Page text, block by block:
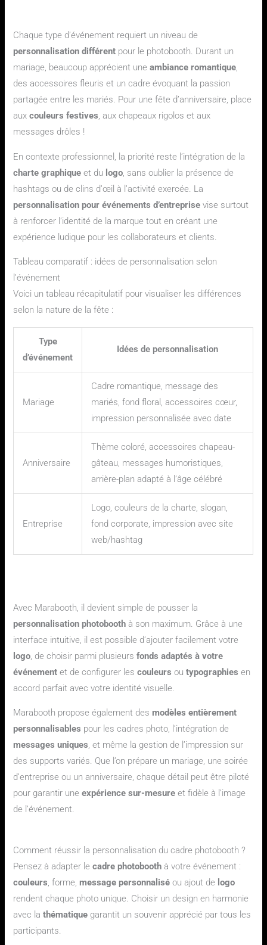
Chaque type d’événement requiert un niveau de
personnalisation différent pour le photobooth. Durant un
mariage, beaucoup apprécient uneambiance romantique,
des accessoires fleuris et un cadre évoquant la passion
partagée entre les mariés. Pour une fête d’anniversaire, place
auxcouleurs festives, aux chapeaux rigolos et aux
messages drôles !
En contexte professionnel, la priorité reste l’intégration de la
charte graphique et du logo, sans oublier la présence de
hashtags ou de clins d’œil à l’activité exercée. La
personnalisation pour événements d’entreprise vise surtout
à renforcer l’identité de la marque tout en créant une
expérience ludique pour les collaborateurs et clients.
Tableau comparatif : idées de personnalisation selon
l’événement
Voici un tableau récapitulatif pour visualiser les différences
selon la nature de la fête :
Type
d’événement
Idées de personnalisation
Mariage
Cadre romantique, message des
mariés, fond floral, accessoires cœur,
impression personnalisée avec date
Anniversaire
Thème coloré, accessoires chapeau-
gâteau, messages humoristiques,
arrière-plan adapté à l’âge célébré
Entreprise
Logo, couleurs de la charte, slogan,
fond corporate, impression avec site
web/hashtag
Avec Marabooth, il devient simple de pousser la
personnalisation photobooth à son maximum. Grâce à une
interface intuitive, il est possible d’ajouter facilement votre
logo, de choisir parmi plusieursfonds adaptés à votre
événement et de configurer lescouleurs outypographies en
accord parfait avec votre identité visuelle.
Marabooth propose également desmodèles entièrement
personnalisables pour les cadres photo, l’intégration de
messages uniques, et même la gestion de l’impression sur
des supports variés. Que l’on prépare un mariage, une soirée
d’entreprise ou un anniversaire, chaque détail peut être piloté
pour garantir uneexpérience sur-mesure et fidèle à l’image
de l’événement.
Comment réussir la personnalisation du cadre photobooth ?
Pensez à adapter lecadre photobooth à votre événement :
couleurs, forme,message personnalisé ou ajout de logo
rendent chaque photo unique. Choisir un design en harmonie
avec lathématique garantit un souvenir apprécié par tous les
participants.